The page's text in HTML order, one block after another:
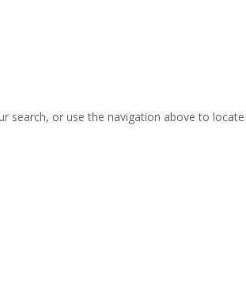
search, or use the navigation above to